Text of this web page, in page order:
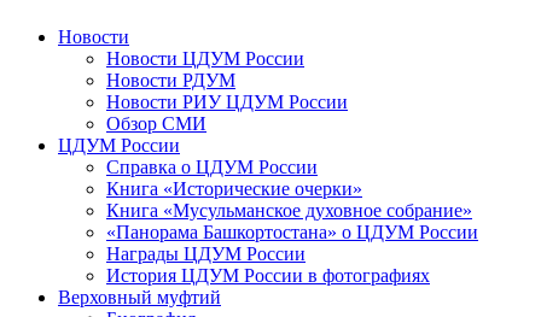
Новости
Новости ЦДУМ России
Новости РДУМ
Новости РИУ ЦДУМ России
Обзор СМИ
ЦДУМ России
Справка о ЦДУМ России
Книга «Исторические очерки»
Книга «Мусульманское духовное собрание»
«Панорама Башкортостана» о ЦДУМ России
Награды ЦДУМ России
История ЦДУМ России в фотографиях
Верховный муфтий